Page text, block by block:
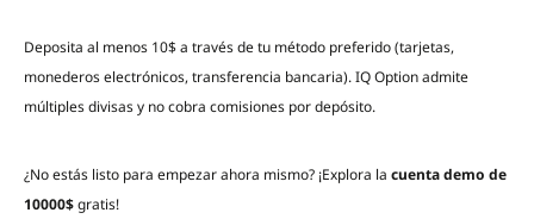
Deposita al menos 10$ a través de tu método preferido (tarjetas,
monederos electrónicos, transferencia bancaria). IQ Option admite
múltiples divisas y no cobra comisiones por depósito.
¿No estás listo para empezar ahora mismo? ¡Explora la cuenta demo de
10000$gratis!